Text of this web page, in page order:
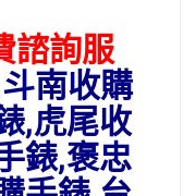
諮詢服
南收購
,虎尾收
錶,褒忠